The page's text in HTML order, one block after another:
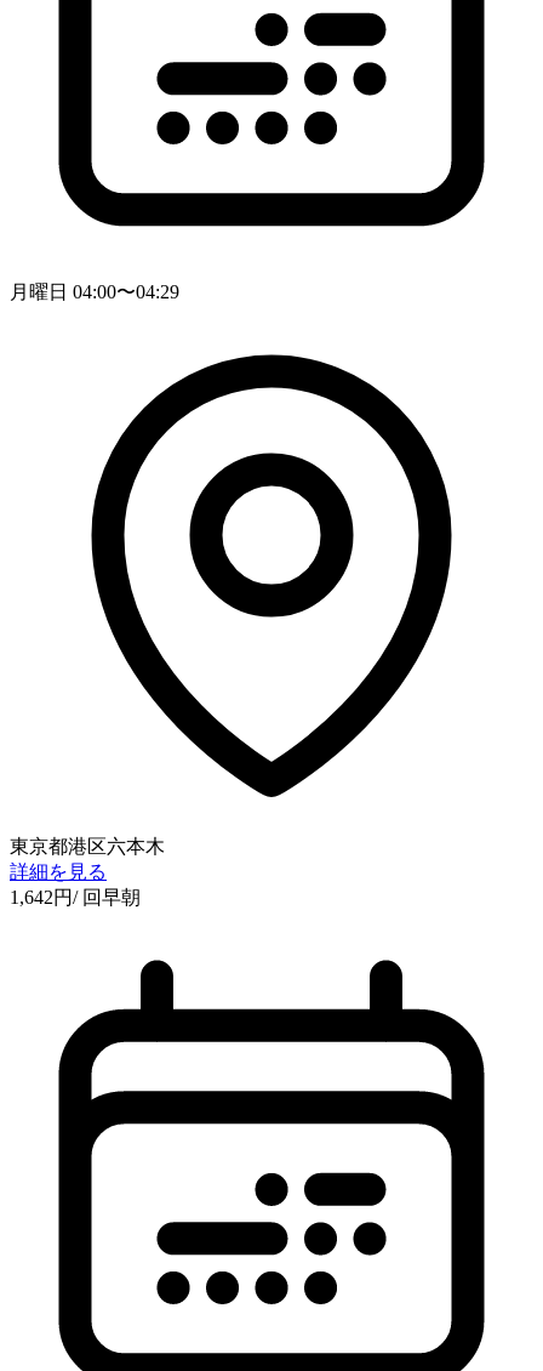
月曜日 04:00〜04:29
東京都港区六本木
詳細を見る
1,642円/ 回早朝